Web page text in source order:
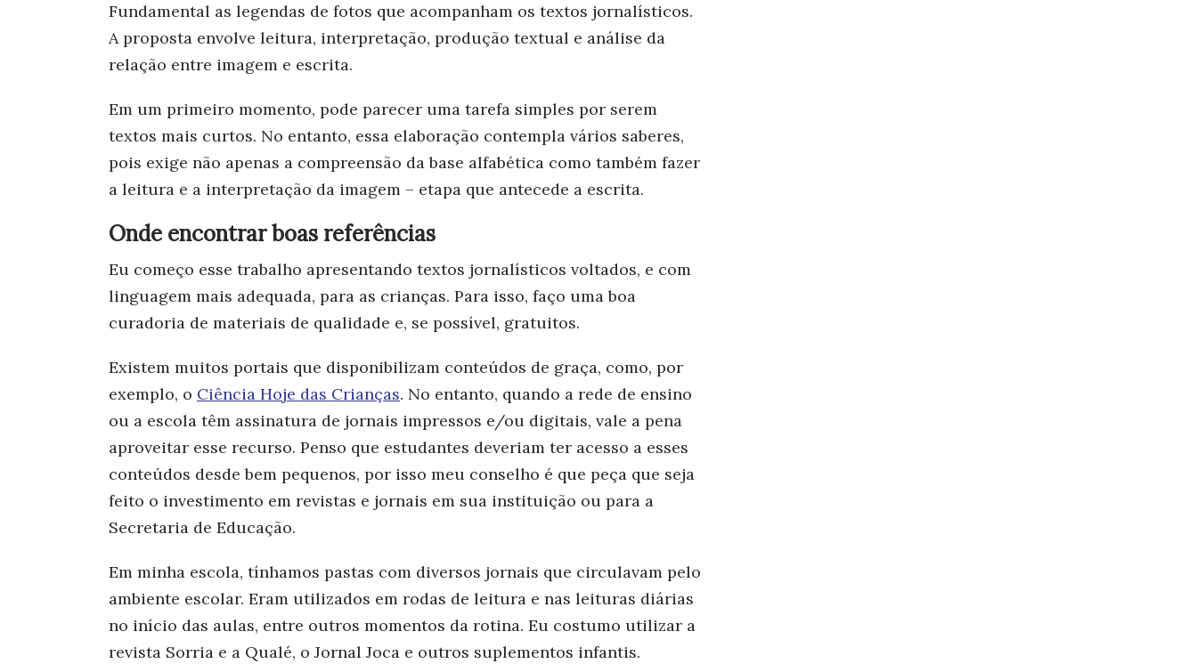
Fundamental as legendas de fotos que acompanham os textos jornalísticos.
A proposta envolve leitura, interpretação, produção textual e análise da
relação entre imagem e escrita.
Em um primeiro momento, pode parecer uma tarefa simples por serem
textos mais curtos. No entanto, essa elaboração contempla vários saberes,
pois exige não apenas a compreensão da base alfabética como também fazer
a leitura e a interpretação da imagem – etapa que antecede a escrita.
Onde encontrar boas referências
Eu começo esse trabalho apresentando textos jornalísticos voltados, e com
linguagem mais adequada, para as crianças. Para isso, faço uma boa
curadoria de materiais de qualidade e, se possível, gratuitos.
Existem muitos portais que disponibilizam conteúdos de graça, como, por
exemplo, o Ciência Hoje das Crianças. No entanto, quando a rede de ensino
ou a escola têm assinatura de jornais impressos e/ou digitais, vale a pena
aproveitar esse recurso. Penso que estudantes deveriam ter acesso a esses
conteúdos desde bem pequenos, por isso meu conselho é que peça que seja
feito o investimento em revistas e jornais em sua instituição ou para a
Secretaria de Educação.
Em minha escola, tínhamos pastas com diversos jornais que circulavam pelo
ambiente escolar. Eram utilizados em rodas de leitura e nas leituras diárias
no início das aulas, entre outros momentos da rotina. Eu costumo utilizar a
revista Sorria e a Qualé, o Jornal Joca e outros suplementos infantis.